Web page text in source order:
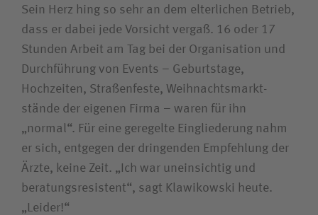
Sein Herz hing so sehr an dem elterlichen Betrieb,
dass er dabei jede Vorsicht vergaß. 16 oder 17
Stunden Arbeit am Tag bei der Organisation und
Durchführung von Events – Geburtstage,
Hochzeiten, Straßenfeste, Weihnachts­markt­
stände der eigenen Firma – waren für ihn
„normal“. Für eine geregelte Eingliederung nahm
er sich, entgegen der dringenden Empfehlung der
Ärzte, keine Zeit. „Ich war uneinsichtig und
beratungs­resistent“, sagt Klawikowski heute.
„Leider!“